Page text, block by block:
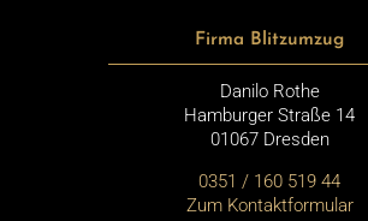
Firma Blitzumzug
Danilo Rothe
Hamburger Straße 14
01067 Dresden
0351 / 160 519 44
Zum Kontaktformular